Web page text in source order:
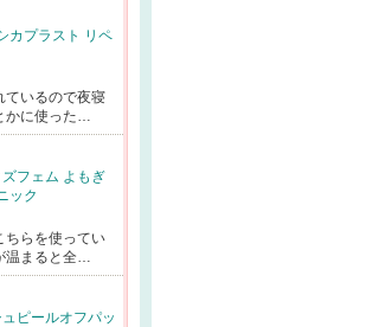
カプラスト リペ
ているので夜寝
かに使った…
フェム よもぎ
ック
ちらを使ってい
温まると全…
ピールオフパッ